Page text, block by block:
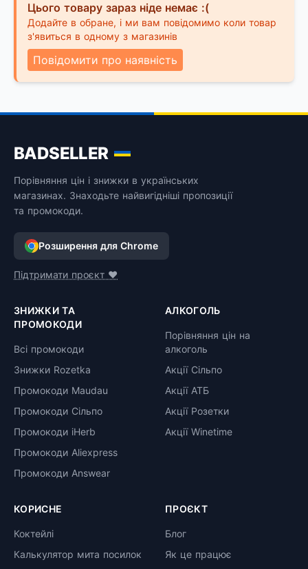
Цього товару зараз ніде немає :(
Додайте в обране, і ми вам повідомимо коли товар
з'явиться в одному з магазинів
Повідомити про наявність
BADSELLER
Порівняння цін і знижки в українських
магазинах. Знаходьте найвигідніші пропозиції
та промокоди.
Розширення для Chrome
Підтримати проєкт ❤️
ЗНИЖКИ ТА
ПРОМОКОДИ
Всі промокоди
Знижки Rozetka
Промокоди Maudau
Промокоди Сільпо
Промокоди iHerb
Промокоди Aliexpress
Промокоди Answear
АЛКОГОЛЬ
Порівняння цін на
алкоголь
Акції Сільпо
Акції АТБ
Акції Розетки
Акції Winetime
КОРИСНЕ
Коктейлі
Калькулятор мита посилок
ПРОЄКТ
Блог
Як це працює